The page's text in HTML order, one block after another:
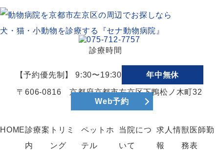
診療時間
【予約優先制】 9:30〜19:30 年中無休
〒606-0816 京都府京都市左京区下鴨松ノ木町32
Web予約
HOME診療案
内
トリミ
ング
ペットホ
テル
当院につ
いて
求人情
報
獣医師勤
務表